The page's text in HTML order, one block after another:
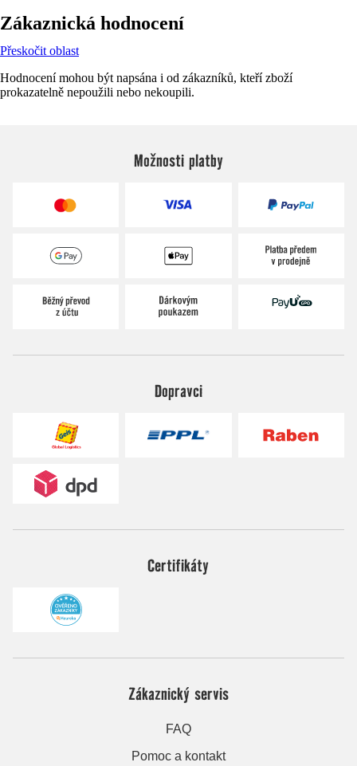
Zákaznická hodnocení
Přeskočit oblast
Hodnocení mohou být napsána i od zákazníků, kteří zboží
prokazatelně nepoužili nebo nekoupili.
Možnosti platby
Dopravci
Certifikáty
Zákaznický servis
FAQ
Pomoc a kontakt